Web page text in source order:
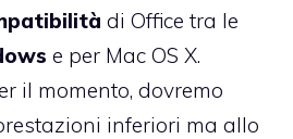
di Office tra le
e per Mac OS X.
il momento, dovremo
inferiori ma allo